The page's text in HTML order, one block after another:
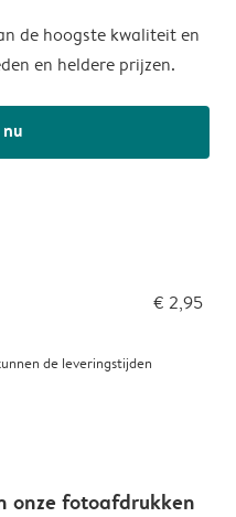
de hoogste kwaliteit en
en heldere prijzen.
€ 2,95
de leveringstijden
onze fotoafdrukken